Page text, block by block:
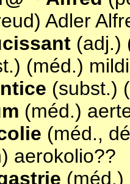
Adler
(adj.)
(méd.)
(subst.)
(méd.)
(méd.,
aerokolio??
(méd.)